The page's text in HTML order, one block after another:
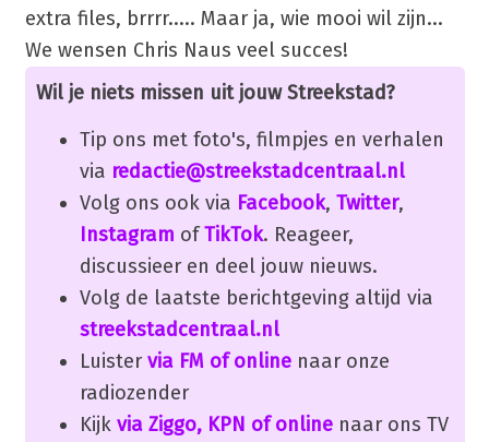
extra files, brrrr..... Maar ja, wie mooi wil zijn...
We wensen Chris Naus veel succes!
Wil je niets missen uit jouw Streekstad?
Tip ons met foto's, filmpjes en verhalen
via redactie@streekstadcentraal.nl
Volg ons ook via Facebook, Twitter,
Instagram ofTikTok. Reageer,
discussieer en deel jouw nieuws.
Volg de laatste berichtgeving altijd via
streekstadcentraal.nl
Luister via FM of onlinenaar onze
radiozender
Kijk via Ziggo, KPN of onlinenaar ons TV